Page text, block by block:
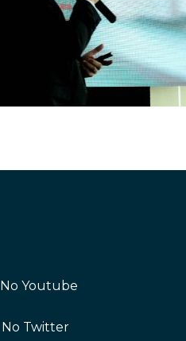
No Youtube
No Twitter